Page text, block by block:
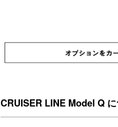
CRUISER LINE Model Q